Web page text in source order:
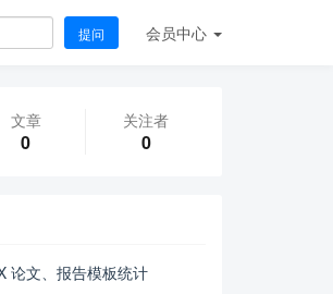
提问 会员中心
文章
0
关注者
0
论文、报告模板统计